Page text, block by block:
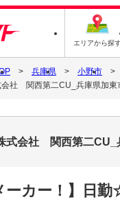
エリアから探
兵庫県
小野市
会社 関西第二CU_兵庫県加東
式会社 関西第二CU_
ーカー！】日